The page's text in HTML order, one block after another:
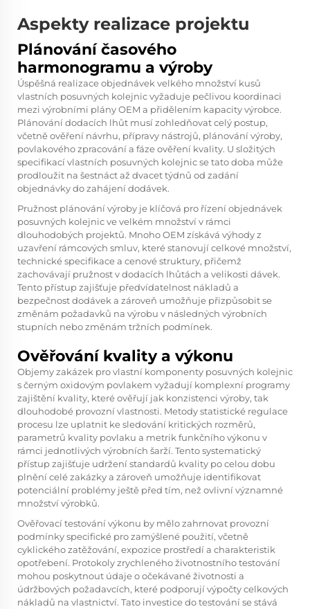
Aspekty realizace projektu
Plánování časového
harmonogramu a výroby
Úspěšná realizace objednávek velkého množství kusů
vlastních posuvných kolejnic vyžaduje pečlivou koordinaci
mezi výrobními plány OEM a přidělením kapacity výrobce.
Plánování dodacích lhůt musí zohledňovat celý postup,
včetně ověření návrhu, přípravy nástrojů, plánování výroby,
povlakového zpracování a fáze ověření kvality. U složitých
specifikací vlastních posuvných kolejnic se tato doba může
prodloužit na šestnáct až dvacet týdnů od zadání
objednávky do zahájení dodávek.
Pružnost plánování výroby je klíčová pro řízení objednávek
posuvných kolejnic ve velkém množství v rámci
dlouhodobých projektů. Mnoho OEM získává výhody z
uzavření rámcových smluv, které stanovují celkové množství,
technické specifikace a cenové struktury, přičemž
zachovávají pružnost v dodacích lhůtách a velikosti dávek.
Tento přístup zajišťuje předvídatelnost nákladů a
bezpečnost dodávek a zároveň umožňuje přizpůsobit se
změnám požadavků na výrobu v následných výrobních
stupních nebo změnám tržních podmínek.
Ověřování kvality a výkonu
Objemy zakázek pro vlastní komponenty posuvných kolejnic
s černým oxidovým povlakem vyžadují komplexní programy
zajištění kvality, které ověřují jak konzistenci výroby, tak
dlouhodobé provozní vlastnosti. Metody statistické regulace
procesu lze uplatnit ke sledování kritických rozměrů,
parametrů kvality povlaku a metrik funkčního výkonu v
rámci jednotlivých výrobních šarží. Tento systematický
přístup zajišťuje udržení standardů kvality po celou dobu
plnění celé zakázky a zároveň umožňuje identifikovat
potenciální problémy ještě před tím, než ovlivní významné
množství výrobků.
Ověřovací testování výkonu by mělo zahrnovat provozní
podmínky specifické pro zamýšlené použití, včetně
cyklického zatěžování, expozice prostředí a charakteristik
opotřebení. Protokoly zrychleného životnostního testování
mohou poskytnout údaje o očekávané životnosti a
údržbových požadavcích, které podporují výpočty celkových
nákladů na vlastnictví. Tato investice do testování se stává